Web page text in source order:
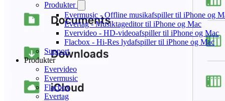
Produkter
Evermusic - Offline musikafspiller til iPhone og
Evertag - Musiktageditor til iPhone og Mac
Evervideo - HD-videoafspiller til iPhone og Mac
Flacbox - Hi-Res lydafspiller til iPhone og Mac
Support
Produkter
Evervideo
Evermusic
Flacbox
Evertag